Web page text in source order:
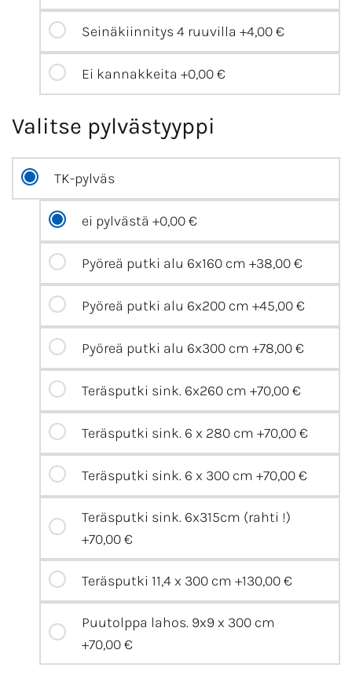
Seinäkiinnitys 4 ruuvilla +4,00 €
Ei kannakkeita +0,00 €
Valitse pylvästyyppi
TK-pylväs
ei pylvästä +0,00 €
Pyöreä putki alu 6x160 cm +38,00 €
Pyöreä putki alu 6x200 cm +45,00 €
Pyöreä putki alu 6x300 cm +78,00 €
Teräsputki sink. 6x260 cm +70,00 €
Teräsputki sink. 6 x 280 cm +70,00 €
Teräsputki sink. 6 x 300 cm +70,00 €
Teräsputki sink. 6x315cm (rahti !)
+70,00 €
Teräsputki 11,4 x 300 cm +130,00 €
Puutolppa lahos. 9x9 x 300 cm
+70,00 €